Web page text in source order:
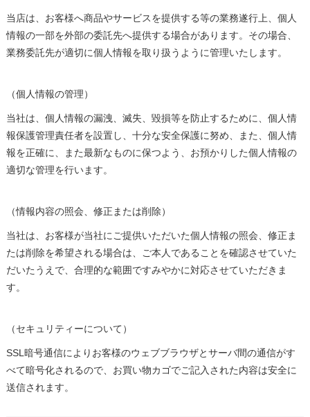
当店は、お客様へ商品やサービスを提供する等の業務遂行上、個人
情報の一部を外部の委託先へ提供する場合があります。その場合、
業務委託先が適切に個人情報を取り扱うように管理いたします。
（個人情報の管理）
当社は、個人情報の漏洩、滅失、毀損等を防止するために、個人情
報保護管理責任者を設置し、十分な安全保護に努め、また、個人情
報を正確に、また最新なものに保つよう、お預かりした個人情報の
適切な管理を行います。
（情報内容の照会、修正または削除）
当社は、お客様が当社にご提供いただいた個人情報の照会、修正ま
たは削除を希望される場合は、ご本人であることを確認させていた
だいたうえで、合理的な範囲ですみやかに対応させていただきま
す。
（セキュリティーについて）
SSL暗号通信によりお客様のウェブブラウザとサーバ間の通信がす
べて暗号化されるので、お買い物カゴでご記入された内容は安全に
送信されます。